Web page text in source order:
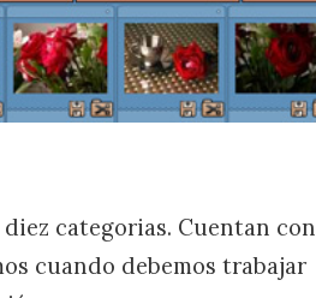
categorias. Cuentan con
cuando debemos trabajar